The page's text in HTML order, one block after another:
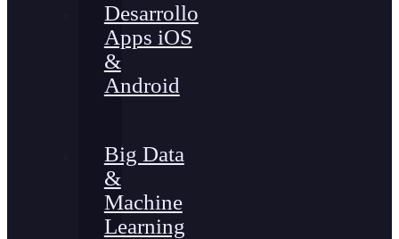
Desarrollo
Apps iOS
&
Android
Big Data
&
Machine
Learning